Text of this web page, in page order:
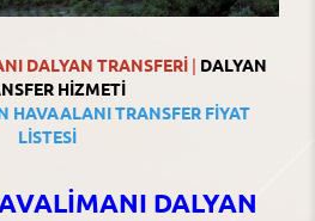
DALYAN TRANSFERİ| DALYAN
HİZMETİ
HAVAALANI TRANSFER FİYAT
LİSTESİ
DALYAN